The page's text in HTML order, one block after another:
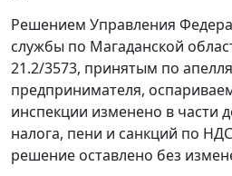
Решением Управления
службы по Магаданской
21.2/3573, принятым по
предпринимателя,
инспекции изменено в части
налога, пени и санкций по
решение оставлено без